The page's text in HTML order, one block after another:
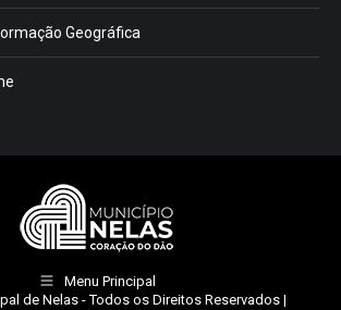
Geográfica
Menu Principal
de Nelas - Todos os Direitos Reservados |